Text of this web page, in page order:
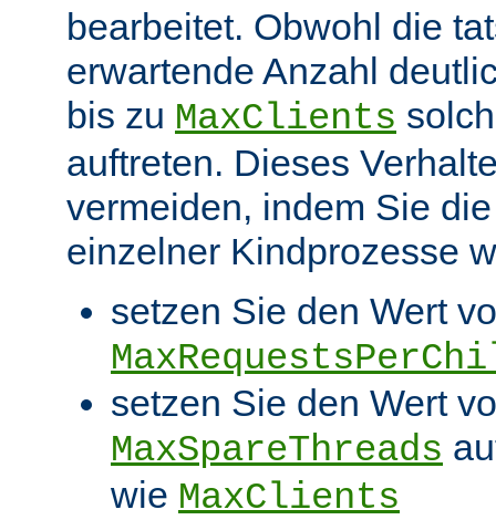
bearbeitet. Obwohl die
erwartende Anzahl
bis zu MaxClients
auftreten. Dieses
vermeiden, indem Sie
einzelner Kindprozesse
setzen Sie den Wert
setzen Sie den Wert
MaxSpareThreads
wie MaxClients